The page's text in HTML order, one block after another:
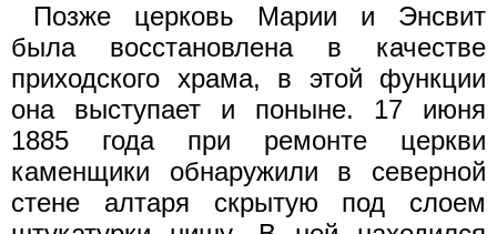
Позже церковь Марии и Энсвит
была восстановлена в качестве
приходского храма, в этой функции
она выступает и поныне. 17 июня
1885 года при ремонте церкви
каменщики обнаружили в северной
стене алтаря скрытую под слоем